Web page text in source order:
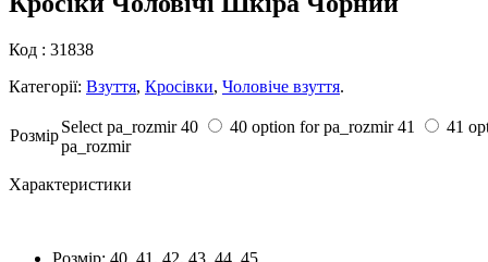
Код : 31838
Категорії: Взуття, Кросівки, Чоловіче взуття.
РозмiрSelect pa_rozmir 40 40 option for pa_rozmir 41
41
pa_rozmir
Характеристики
Розмiр: 40, 41, 42, 43, 44, 45